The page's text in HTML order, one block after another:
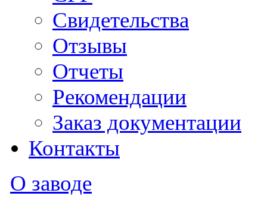
Свидетельства
Отзывы
Отчеты
Рекомендации
Заказ документации
Контакты
О заводе